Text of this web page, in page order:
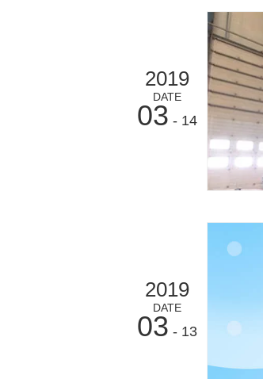
2019
DATE
03 - 14
2019
DATE
03 - 13